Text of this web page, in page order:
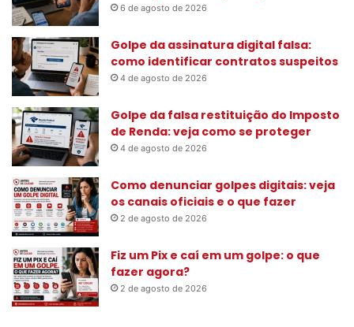
o
r
6 de agosto de 2026
Golpe da assinatura digital falsa:
como identificar contratos suspeitos
4 de agosto de 2026
Golpe da falsa restituição do Imposto
de Renda: veja como se proteger
4 de agosto de 2026
Como denunciar golpes digitais: veja
os canais oficiais e o que fazer
2 de agosto de 2026
Fiz um Pix e caí em um golpe: o que
fazer agora?
2 de agosto de 2026